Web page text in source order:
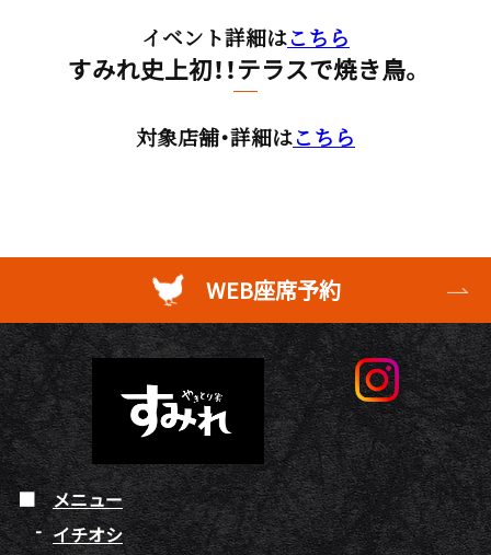
イベント詳細はこちら
すみれ史上初！！テラスで焼き鳥。
対象店舗・詳細はこちら
WEB座席予約
メニュー
イチオシ